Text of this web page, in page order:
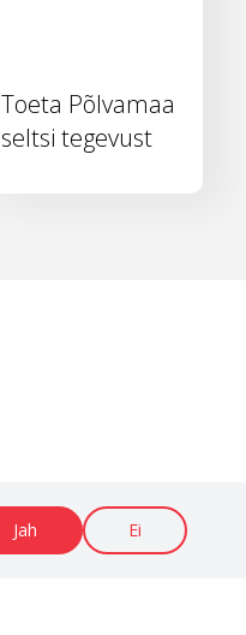
Jah Ei
Toeta Põlvamaa
seltsi tegevust